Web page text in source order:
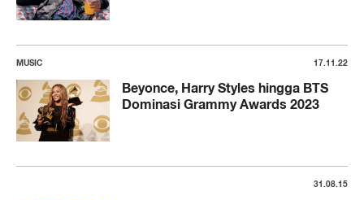
MUSIC 17.11.22
Beyonce, Harry Styles hingga BTS
Dominasi Grammy Awards 2023
31.08.15